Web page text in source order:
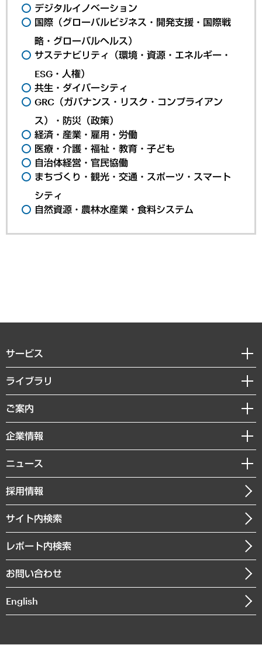
デジタルイノベーション
国際（グローバルビジネス・開発支援・国際戦
略・グローバルヘルス）
サステナビリティ（環境・資源・エネルギー・
ESG・人権）
共生・ダイバーシティ
GRC（ガバナンス・リスク・コンプライアン
ス）・防災（政策）
経済・産業・雇用・労働
医療・介護・福祉・教育・子ども
自治体経営・官民協働
まちづくり・観光・交通・スポーツ・スマート
シティ
自然資源・農林水産業・食料システム
サービス
経営戦略
組織・人事戦略
デジタルイノベーション
共生・ダイバーシティ
GRC（ガバナンス・リスク・コンプライアンス）・防災（政策）
経済・産業・雇用・労働
まちづくり・観光・交通・スポーツ・スマートシティ
自然資源・農林水産業・食料システム
ライブラリ
経済調査
レポート
コラム
経営用語集
受託・受注実績（官公庁関連）
メディア掲載・出演
ご案内
セミナー・イベント情報
MUFGビジネスセミナー
受託案件情報
企業情報
私たちの想い
社長メッセージ
会社概要
沿革
組織図・本部部室紹介
インドネシア現地法人
ニュース
ニュースリリース
お知らせ
採用情報
サイト内検索
レポート内検索
お問い合わせ
English